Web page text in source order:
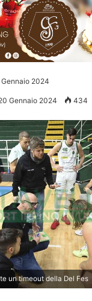
2024
Gennaio 2024 434
un timeout della Del Fes